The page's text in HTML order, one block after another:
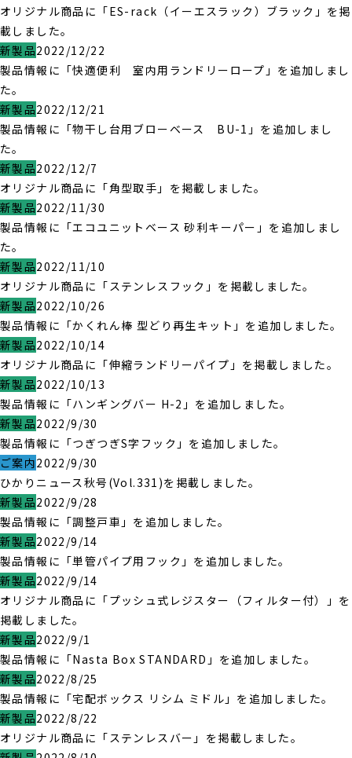
オリジナル商品に「ES-rack（イーエスラック）ブラック」を掲
載しました。
新製品2022/12/22
製品情報に「快適便利 室内用ランドリーロープ」を追加しまし
た。
新製品2022/12/21
製品情報に「物干し台用ブローベース BU-1」を追加しまし
た。
新製品2022/12/7
オリジナル商品に「角型取手」を掲載しました。
新製品2022/11/30
製品情報に「エコユニットベース 砂利キーパー」を追加しまし
た。
新製品2022/11/10
オリジナル商品に「ステンレスフック」を掲載しました。
新製品2022/10/26
製品情報に「かくれん棒 型どり再生キット」を追加しました。
新製品2022/10/14
オリジナル商品に「伸縮ランドリーパイプ」を掲載しました。
新製品2022/10/13
製品情報に「ハンギングバー H-2」を追加しました。
新製品2022/9/30
製品情報に「つぎつぎS字フック」を追加しました。
ご案内2022/9/30
ひかりニュース秋号(Vol.331)を掲載しました。
新製品2022/9/28
製品情報に「調整戸車」を追加しました。
新製品2022/9/14
製品情報に「単管パイプ用フック」を追加しました。
新製品2022/9/14
オリジナル商品に「プッシュ式レジスター（フィルター付）」を
掲載しました。
新製品2022/9/1
製品情報に「Nasta Box STANDARD」を追加しました。
新製品2022/8/25
製品情報に「宅配ボックス リシム ミドル」を追加しました。
新製品2022/8/22
オリジナル商品に「ステンレスバー」を掲載しました。